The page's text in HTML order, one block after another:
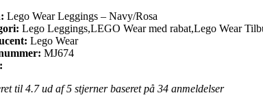
Lego Wear Leggings – Navy/Rosa
Lego Leggings,LEGO Wear med rabat,Lego Wear
Lego Wear
MJ674
til 4.7ud af 5 stjerner baseret på 34 anmeldelser